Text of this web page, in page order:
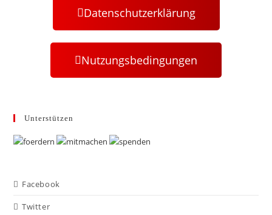
Datenschutzerklärung
Nutzungsbedingungen
Unterstützen
Facebook
Twitter